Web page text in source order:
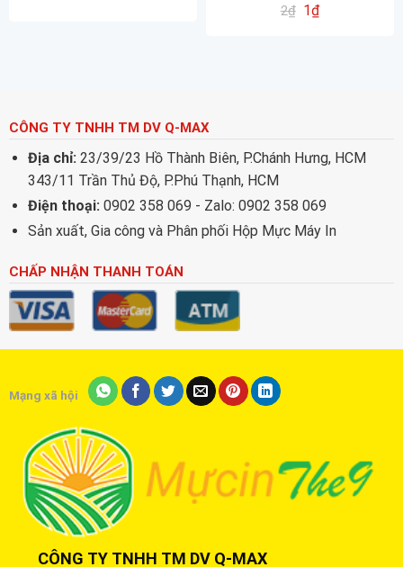
L6200
2₫ 1₫
CÔNG TY TNHH TM DV Q-MAX
Địa chỉ: 23/39/23 Hồ Thành Biên, P.Chánh Hưng, HCM
343/11 Trần Thủ Độ, P.Phú Thạnh, HCM
Điện thoại: 0902 358 069 - Zalo: 0902 358 069
Sản xuất, Gia công và Phân phối Hộp Mực Máy In
CHẤP NHẬN THANH TOÁN
Mạng xã hội
CÔNG TY TNHH TM DV Q-MAX